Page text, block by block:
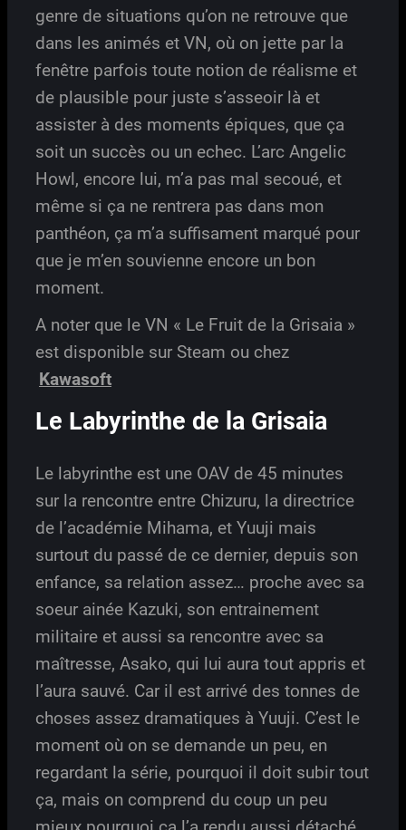
genre de situations qu’on ne retrouve que
dans les animés et VN, où on jette par la
fenêtre parfois toute notion de réalisme et
de plausible pour juste s’asseoir là et
assister à des moments épiques, que ça
soit un succès ou un echec. L’arc Angelic
Howl, encore lui, m’a pas mal secoué, et
même si ça ne rentrera pas dans mon
panthéon, ça m’a suffisament marqué pour
que je m’en souvienne encore un bon
moment.
A noter que le VN « Le Fruit de la Grisaia »
est disponible sur Steam ou chez
Kawasoft
Le Labyrinthe de la Grisaia
Le labyrinthe est une OAV de 45 minutes
sur la rencontre entre Chizuru, la directrice
de l’académie Mihama, et Yuuji mais
surtout du passé de ce dernier, depuis son
enfance, sa relation assez… proche avec sa
soeur ainée Kazuki, son entrainement
militaire et aussi sa rencontre avec sa
maîtresse, Asako, qui lui aura tout appris et
l’aura sauvé. Car il est arrivé des tonnes de
choses assez dramatiques à Yuuji. C’est le
moment où on se demande un peu, en
regardant la série, pourquoi il doit subir tout
ça, mais on comprend du coup un peu